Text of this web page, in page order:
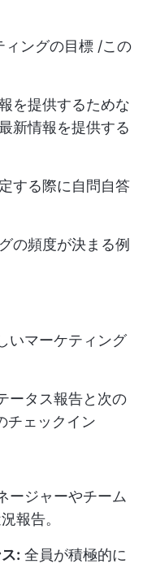
ングの目標 /この
を提供するためな
新情報を提供する
する際に自問自答
の頻度が決まる例
いマーケティング
ータス報告と次の
チェックイン
ージャーやチーム
報告。
: 全員が積極的に